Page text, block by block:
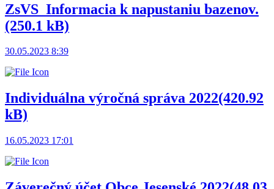
ZsVS_Informacia k napustaniu bazenov.
(250.1 kB)
30.05.2023 8:39
Individuálna výročná správa 2022(420.92
kB)
16.05.2023 17:01